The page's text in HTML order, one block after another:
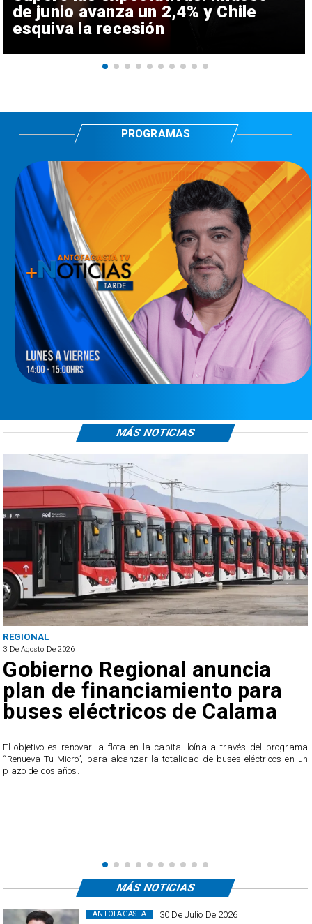
de junio avanza un 2,4% y Chile
esquiva la recesión
PROGRAMAS
REGIONAL
3 De Agosto De 2026
Gobierno Regional anuncia
plan de financiamiento para
buses eléctricos de Calama
El objetivo es renovar la flota en la capital loína a través del programa
“Renueva Tu Micro”, para alcanzar la totalidad de buses eléctricos en un
plazo de dos años.
MÁS NOTICIAS
30 De Julio De 2026
ANTOFAGASTA
MÁS NOTICIAS